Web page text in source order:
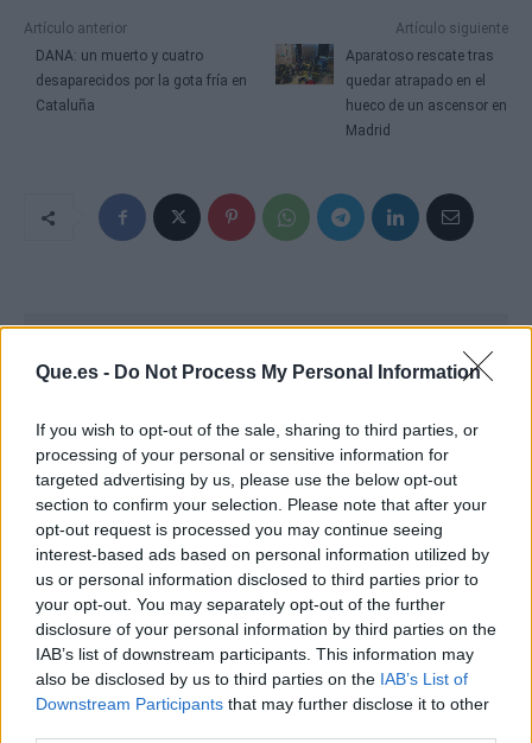
Que.es - Do Not Process My Personal Information
If you wish to opt-out of the sale, sharing to third parties, or
processing of your personal or sensitive information for
targeted advertising by us, please use the below opt-out
section to confirm your selection. Please note that after your
opt-out request is processed you may continue seeing
interest-based ads based on personal information utilized by
us or personal information disclosed to third parties prior to
your opt-out. You may separately opt-out of the further
disclosure of your personal information by third parties on the
IAB’s list of downstream participants. This information may
also be disclosed by us to third parties on the IAB’s List of
Downstream Participants that may further disclose it to other
Artículo anterior
DANA: un muerto y cuatro
desaparecidos por la gota fría en
Cataluña
Artículo siguiente
Aparatoso rescate tras
quedar atrapado en el
hueco de un ascensor en
Madrid
Publicidad